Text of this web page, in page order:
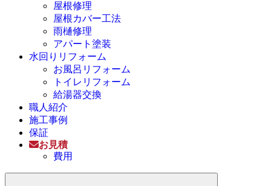
屋根修理
屋根カバー工法
雨樋修理
アパート塗装
水回りリフォーム
お風呂リフォーム
トイレリフォーム
給湯器交換
職人紹介
施工事例
保証
お見積
費用